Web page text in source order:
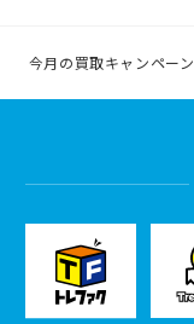
今月の買取キャンペーン